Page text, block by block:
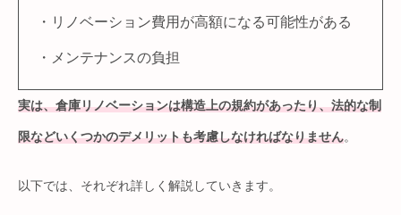
・リノベーション費用が高額になる可能性がある
・メンテナンスの負担
実は、倉庫リノベーションは構造上の規約があったり、法的な制
限などいくつかのデメリットも考慮しなければなりません。
以下では、それぞれ詳しく解説していきます。